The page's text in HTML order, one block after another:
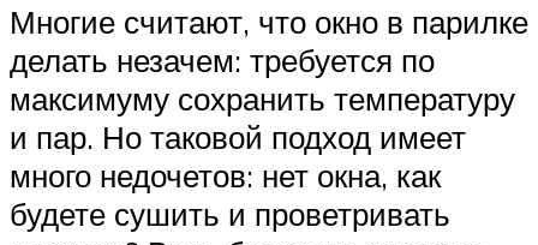
Многие считают, что окно в парилке
делать незачем: требуется по
максимуму сохранить температуру
и пар. Но таковой подход имеет
много недочетов: нет окна, как
будете сушить и проветривать